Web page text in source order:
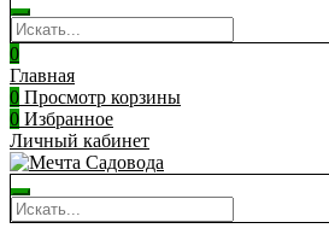
0
Главная
0 Просмотр корзины
0 Избранное
Личный кабинет